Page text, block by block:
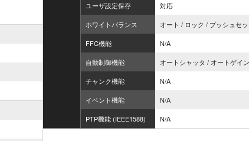
ユーザ設定保存
対応
ホワイトバランス
オート / ロック / プッシュセ
FFC機能
N/A
自動制御機能
オートシャッタ / オートゲイ
チャンク機能
N/A
イベント機能
N/A
PTP機能 (IEEE1588)
N/A